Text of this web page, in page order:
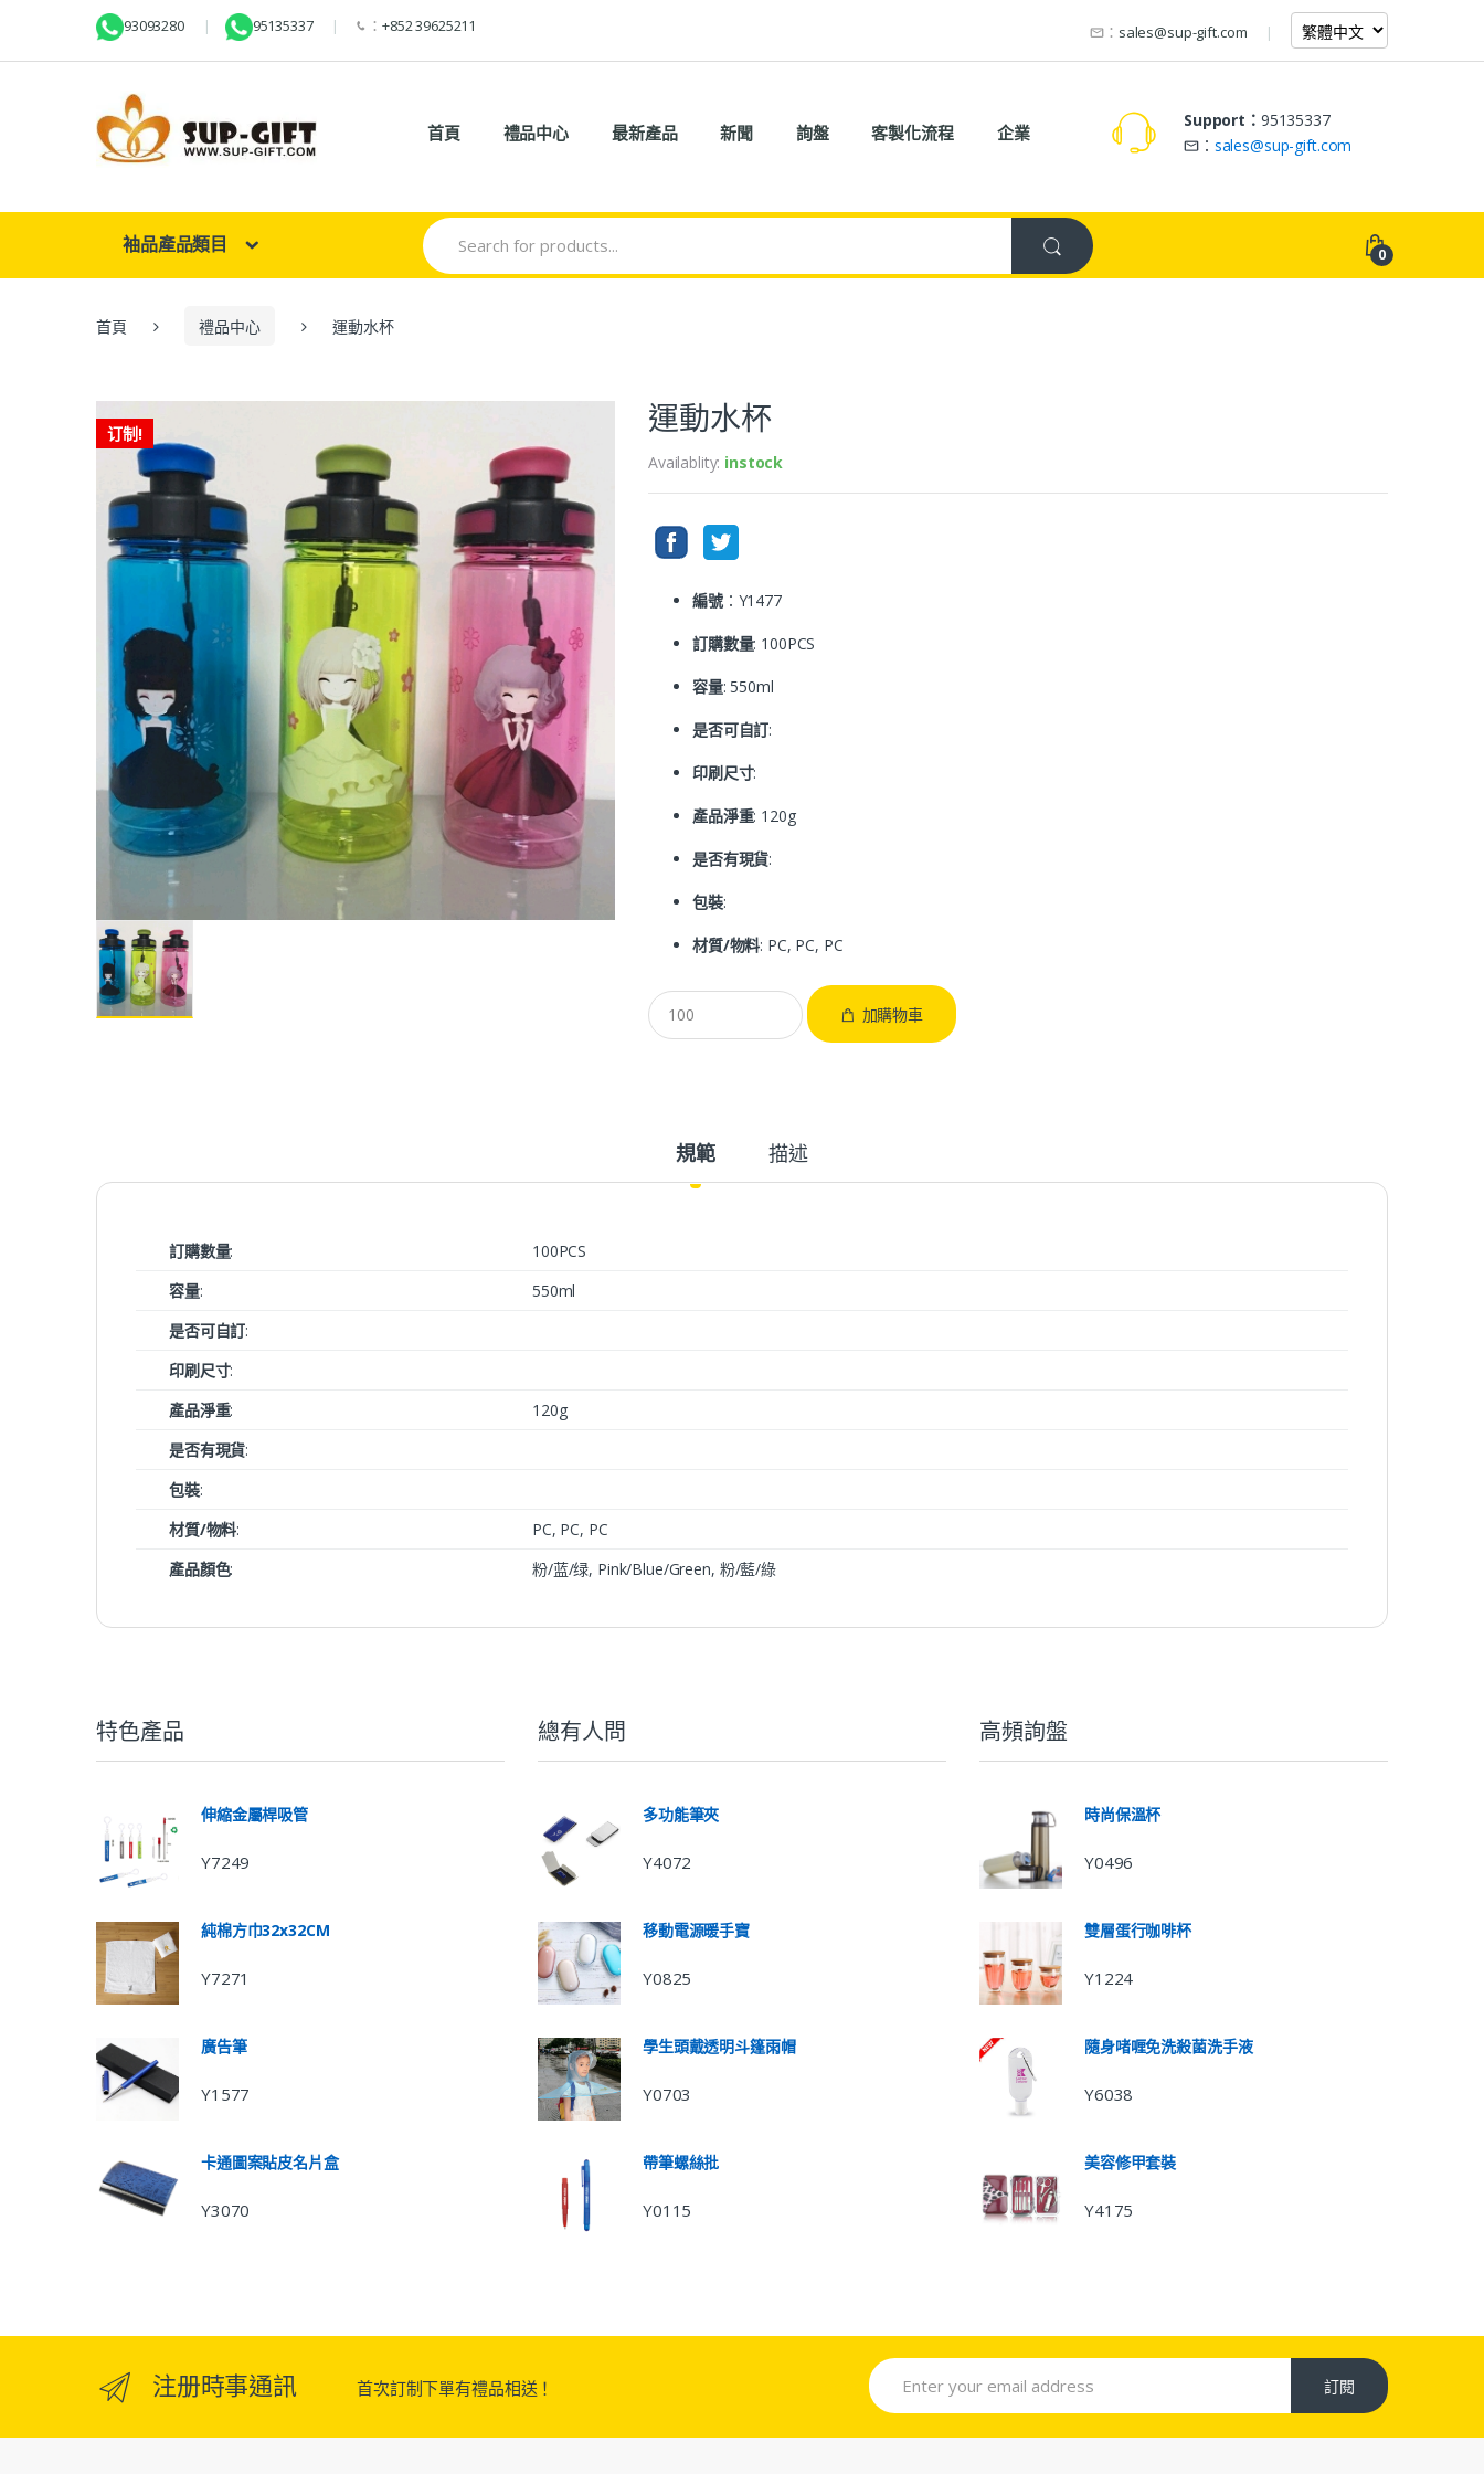
93093280 95135337 ：+852 39625211 ： sales@sup-gift.com
首頁 禮品中心 最新產品 新聞 詢盤 客製化流程 企業
Support： 95135337
： sales@sup-gift.com
袖品產品類目
Search
for:
0
首頁 禮品中心 運動水杯
订制! 運動水杯
Availablity: instock
編號：Y1477
訂購數量: 100PCS
容量: 550ml
是否可自訂:
印刷尺寸:
產品淨重: 120g
是否有現貨:
包裝:
材質/物料: PC, PC, PC
加購物車
規範 描述
訂購數量:
100PCS
容量:
550ml
是否可自訂:
印刷尺寸:
產品淨重:
120g
是否有現貨:
包裝:
材質/物料:
PC, PC, PC
產品顏色: 粉/蓝/绿, Pink/Blue/Green, 粉/藍/綠
特色產品
伸縮金屬桿吸管
Y7249
純棉方巾32x32CM
Y7271
廣告筆
Y1577
卡通圖案貼皮名片盒
Y3070
總有人問
多功能筆夾
Y4072
移動電源暖手寶
Y0825
學生頭戴透明斗篷雨帽
Y0703
帶筆螺絲批
Y0115
高頻詢盤
時尚保溫杯
Y0496
雙層蛋行咖啡杯
Y1224
隨身啫喱免洗殺菌洗手液
Y6038
美容修甲套裝
Y4175
注册時事通訊 首次訂制下單有禮品相送！ 訂閱